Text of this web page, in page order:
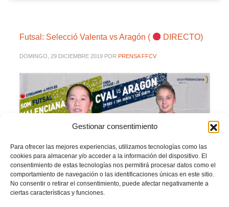
Gestionar consentimiento
Para ofrecer las mejores experiencias, utilizamos tecnologías como las
cookies para almacenar y/o acceder a la información del dispositivo. El
consentimiento de estas tecnologías nos permitirá procesar datos como el
comportamiento de navegación o las identificaciones únicas en este sitio.
No consentir o retirar el consentimiento, puede afectar negativamente a
ciertas características y funciones.
Futsal: Selecció Valenta vs Aragón ( DIRECTO)
DOMINGO, 29 DICIEMBRE 2019 POR PRENSA FFCV